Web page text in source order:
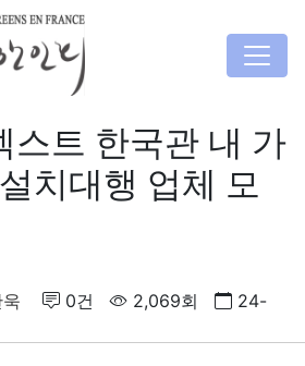
스트 한국관 내 가
치대행 업체 모
0건 2,069회
24-